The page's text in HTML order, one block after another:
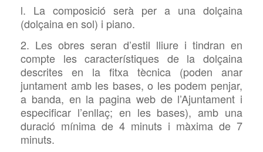
l. La composició serà per a una dolçaina
(dolçaina en sol) i piano.
2. Les obres seran d’estil lliure i tindran en
compte les característiques de la dolçaina
descrites en la fitxa tècnica (poden anar
juntament amb les bases, o les podem penjar,
a banda, en la pagina web de l’Ajuntament i
especificar l’enllaç; en les bases), amb una
duració mínima de 4 minuts i màxima de 7
minuts.